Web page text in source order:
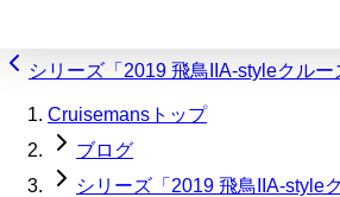
シリーズ「2019 飛鳥IIA-styleクルー
Cruisemansトップ
ブログ
シリーズ「2019 飛鳥IIA-style